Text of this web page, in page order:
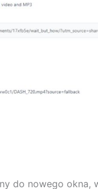
do nowego